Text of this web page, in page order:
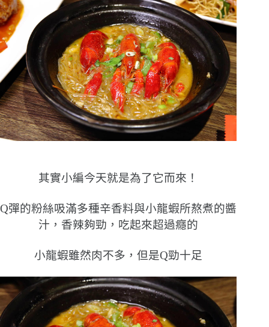
其實小編今天就是為了它而來！
Q彈的粉絲吸滿多種辛香料與小龍蝦所熬煮的醬
汁，香辣夠勁，吃起來超過癮的
小龍蝦雖然肉不多，但是Q勁十足